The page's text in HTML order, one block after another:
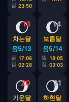
짐 23:50
13
🌔
차는달
음5/13
뜸 17:06
짐 02:28
14
🌔
보름달
음5/14
뜸
18:05
짐 03:03
20
🌖
기운달
21
🌖
하현달